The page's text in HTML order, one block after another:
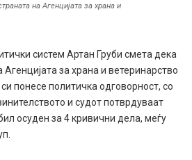
на Агенцијата за храна и
систем Артан Груби смета дека
за храна и ветеринарство
понесе политичка одговорност, со
и судот потврдуваат
осуден за 4 кривични дела, меѓу